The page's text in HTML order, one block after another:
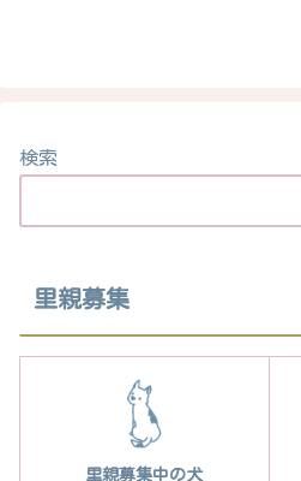
検索
里親募集
里親募集中の犬